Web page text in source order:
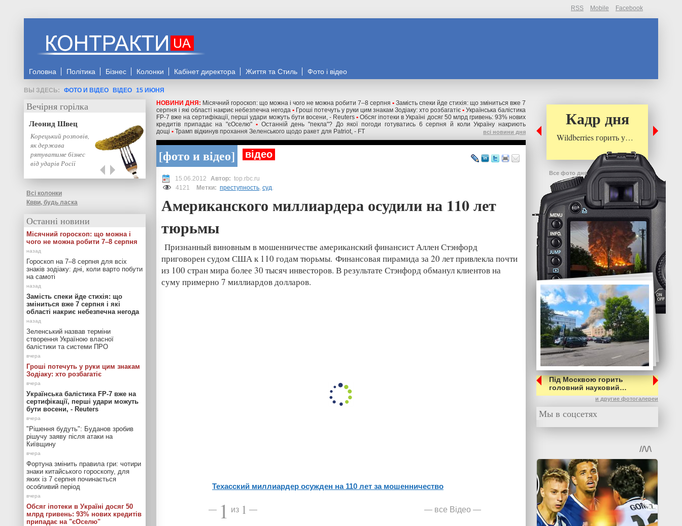
RSS Mobile Facebook
Головна Політика Бізнес Колонки Кабінет директора Життя та Стиль Фото і відео
ФОТО И ВІДЕО ВІДЕО 15 ИЮНЯ
НОВИНИ ДНЯ: Місячний гороскоп: що можна і чого не можна робити 7–8 серпня • Замість спеки йде стихія: що зміниться вже 7
серпня і які області накриє небезпечна негода • Гроші потечуть у руки цим знакам Зодіаку: хто розбагатіє • Українська балістика
FP-7 вже на сертифікації, перші удари можуть бути восени, - Reuters • Обсяг іпотеки в Україні досяг 50 млрд гривень: 93% нових
кредитів припадає на "єОселю" • Останній день "пекла"? До якої погоди готуватись 6 серпня й коли Україну накриють
дощі • Трамп відкинув прохання Зеленського щодо ракет для Patriot, - FT всі новини дня
фото и відео відео
15.06.2012
top.rbc.ru
4121
Метки: преступность, суд.
Американского миллиардера осудили на 110 лет
тюрьмы
Признанный виновным в мошенничестве американский финансист Аллен Стэнфорд
приговорен судом США к 110 годам тюрьмы. Финансовая пирамида за 20 лет привлекла почти
из 100 стран мира более 30 тысяч инвесторов. В результате Стэнфорд обманул клиентов на
суму примерно 7 миллиардов долларов.
Техасский миллиардер осужден на 110 лет за мошенничество
— 1 из 1 — — все Відео —
Вечірня горілка
Леонид Швец
Корецький розповів,
як держава
рятуватиме бізнес
від ударів Росії
Всі колонки
Квви, будь ласка
Останні новини
Місячний гороскоп: що можна і
чого не можна робити 7–8 серпня
Гороскоп на 7–8 серпня для всіх
знаків зодіаку: дні, коли варто побути
на самоті
Замість спеки йде стихія: що
зміниться вже 7 серпня і які
області накриє небезпечна негода
Зеленський назвав терміни
створення Україною власної
балістики та системи ПРО
Гроші потечуть у руки цим знакам
Зодіаку: хто розбагатіє
Українська балістика FP-7 вже на
сертифікації, перші удари можуть
бути восени, - Reuters
"Рішення будуть": Буданов зробив
рішучу заяву після атаки на
Київщину
Фортуна змінить правила гри: чотири
знаки китайського гороскопу, для
яких із 7 серпня починається
особливий період
Обсяг іпотеки в Україні досяг 50
млрд гривень: 93% нових кредитів
припадає на "єОселю"
Кадр дня
Wildberries горить у…
Все фото дня
Під Москвою горить
головний науковий…
и другие фотогалереи
Мы в соцсетях